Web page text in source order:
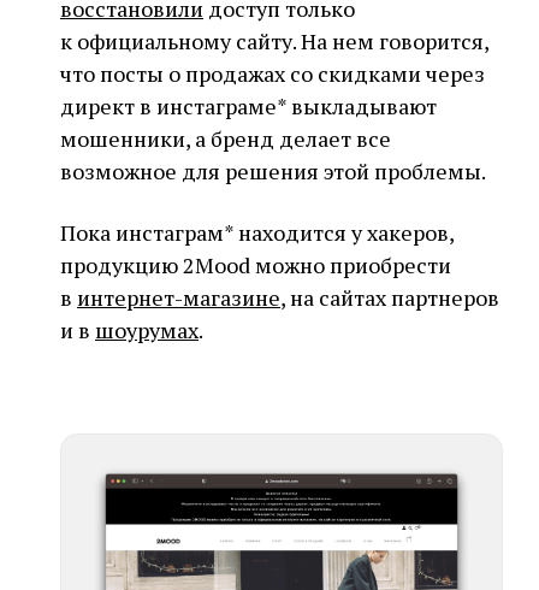
восстановили доступ только
к официальному сайту. На нем говорится,
что посты о продажах со скидками через
директ в инстаграме* выкладывают
мошенники, а бренд делает все
возможное для решения этой проблемы.
Пока инстаграм* находится у хакеров,
продукцию 2Mood можно приобрести
в интернет-магазине, на сайтах партнеров
и в шоурумах.